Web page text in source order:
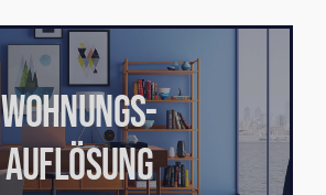
WOHNUNGS-
AUFLÖSUNG